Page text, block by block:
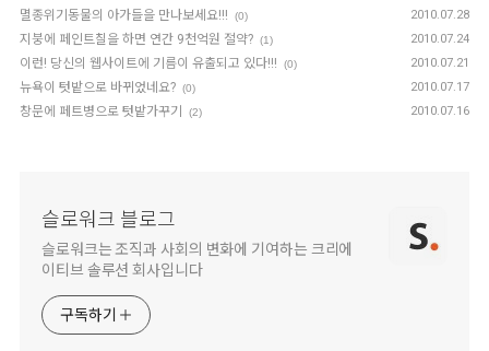
멸종위기동물의 아가들을 만나보세요!!! (0) 2010.07.28
지붕에 페인트칠을 하면 연간 9천억원 절약? (1) 2010.07.24
이런! 당신의 웹사이트에 기름이 유출되고 있다!!! (0) 2010.07.21
뉴욕이 텃밭으로 바뀌었네요? (0) 2010.07.17
창문에 페트병으로 텃밭가꾸기 (2) 2010.07.16
슬로워크 블로그
슬로워크는 조직과 사회의 변화에 기여하는 크리에
이티브 솔루션 회사입니다
구독하기